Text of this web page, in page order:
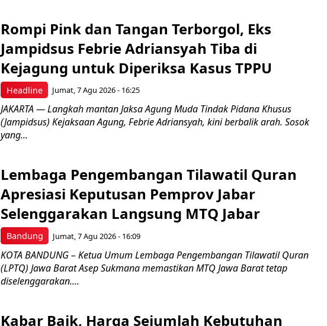
Headline
Rompi Pink dan Tangan Terborgol, Eks
Jampidsus Febrie Adriansyah Tiba di
Kejagung untuk Diperiksa Kasus TPPU
Jumat, 7 Agu 2026 - 16:25
JAKARTA — Langkah mantan Jaksa Agung Muda Tindak Pidana Khusus
(Jampidsus) Kejaksaan Agung, Febrie Adriansyah, kini berbalik arah. Sosok
yang...
Bandung
Lembaga Pengembangan Tilawatil Quran
Apresiasi Keputusan Pemprov Jabar
Selenggarakan Langsung MTQ Jabar
Jumat, 7 Agu 2026 - 16:09
KOTA BANDUNG – Ketua Umum Lembaga Pengembangan Tilawatil Quran
(LPTQ) Jawa Barat Asep Sukmana memastikan MTQ Jawa Barat tetap
diselenggarakan....
Kabar Baik, Harga Sejumlah Kebutuhan